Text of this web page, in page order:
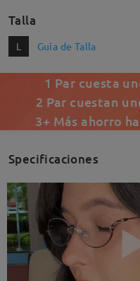
Talla
L Guía de Talla
1 Par cuesta
2 Par cuestan
3+ Más ahorro
Specificaciones